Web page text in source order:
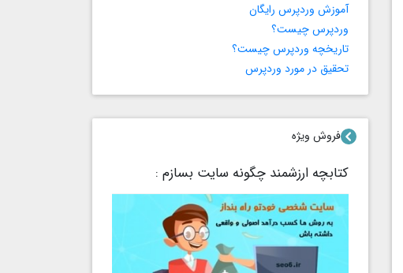
آموزش وردپرس رایگان
وردپرس چیست؟
تاریخچه وردپرس چیست؟
تحقیق در مورد وردپرس
فروش ویژه
کتابچه ارزشمند چگونه سایت بسازم :